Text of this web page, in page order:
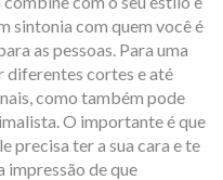
sintonia com quem você é
as pessoas. Para uma
diferentes cortes e até
como também pode
O importante é que
precisa ter a sua cara e te
impressão de que